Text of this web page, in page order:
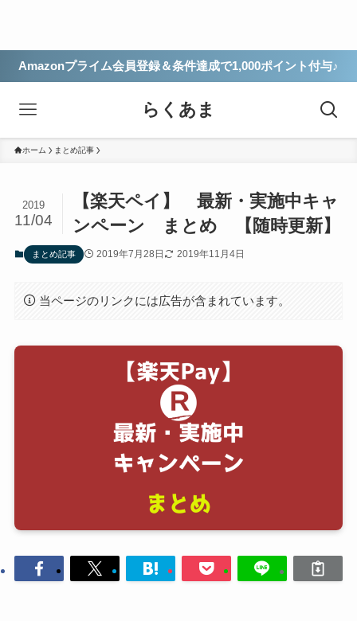
Amazonプライム会員登録＆条件達成で1,000ポイント付与♪
らくあま
ホーム まとめ記事
【楽天ペイ】 最新・実施中キャ
ンペーン まとめ 【随時更新】
2019
11/04
まとめ記事 2019年7月28日 2019年11月4日
当ページのリンクには広告が含まれています。